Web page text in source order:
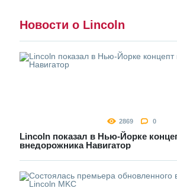
Новости о Lincoln
2869 0
Lincoln показал в Нью-Йорке
внедорожника Навигатор